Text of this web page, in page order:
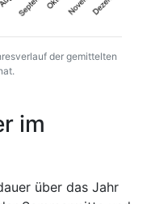
der gemittelten
im
über das Jahr